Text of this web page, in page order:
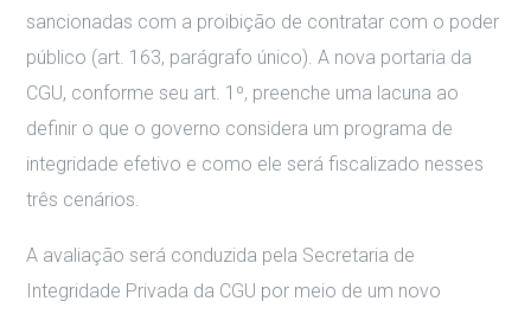
sancionadas com a proibição de contratar com o poder
público (art. 163, parágrafo único). A nova portaria da
CGU, conforme seu art. 1º, preenche uma lacuna ao
definir o que o governo considera um programa de
integridade efetivo e como ele será fiscalizado nesses
três cenários.
A avaliação será conduzida pela Secretaria de
Integridade Privada da CGU por meio de um novo